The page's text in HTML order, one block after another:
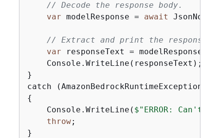
// Decode the response body.
var modelResponse = await
// Extract and print the response
var responseText = modelResponse[
    Console.WriteLine(responseText);
}
{
    Console.WriteLine(
$"ERROR: Can't
throw;
}